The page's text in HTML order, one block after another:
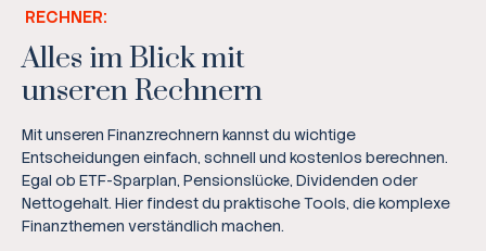
RECHNER:
Alles im Blick mit
unseren Rechnern
Mit unseren Finanzrechnern kannst du wichtige
Entscheidungen einfach, schnell und kostenlos berechnen.
Egal ob ETF-Sparplan, Pensionslücke, Dividenden oder
Nettogehalt. Hier findest du praktische Tools, die komplexe
Finanzthemen verständlich machen.